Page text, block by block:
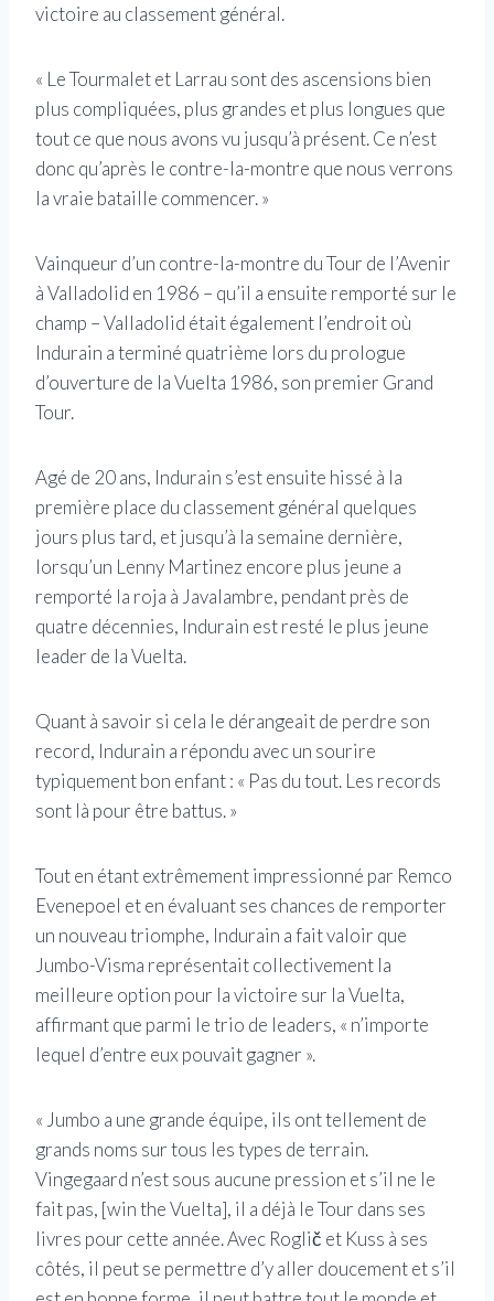
victoire au classement général.
« Le Tourmalet et Larrau sont des ascensions bien
plus compliquées, plus grandes et plus longues que
tout ce que nous avons vu jusqu’à présent. Ce n’est
donc qu’après le contre-la-montre que nous verrons
la vraie bataille commencer. »
Vainqueur d’un contre-la-montre du Tour de l’Avenir
à Valladolid en 1986 – qu’il a ensuite remporté sur le
champ – Valladolid était également l’endroit où
Indurain a terminé quatrième lors du prologue
d’ouverture de la Vuelta 1986, son premier Grand
Tour.
Agé de 20 ans, Indurain s’est ensuite hissé à la
première place du classement général quelques
jours plus tard, et jusqu’à la semaine dernière,
lorsqu’un Lenny Martinez encore plus jeune a
remporté la roja à Javalambre, pendant près de
quatre décennies, Indurain est resté le plus jeune
leader de la Vuelta.
Quant à savoir si cela le dérangeait de perdre son
record, Indurain a répondu avec un sourire
typiquement bon enfant : « Pas du tout. Les records
sont là pour être battus. »
Tout en étant extrêmement impressionné par Remco
Evenepoel et en évaluant ses chances de remporter
un nouveau triomphe, Indurain a fait valoir que
Jumbo-Visma représentait collectivement la
meilleure option pour la victoire sur la Vuelta,
affirmant que parmi le trio de leaders, « n’importe
lequel d’entre eux pouvait gagner ».
« Jumbo a une grande équipe, ils ont tellement de
grands noms sur tous les types de terrain.
Vingegaard n’est sous aucune pression et s’il ne le
fait pas, [win the Vuelta], il a déjà le Tour dans ses
livres pour cette année. Avec Roglič et Kuss à ses
côtés, il peut se permettre d’y aller doucement et s’il